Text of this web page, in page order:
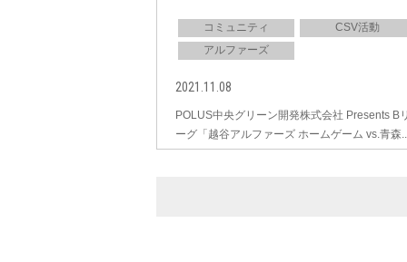
コミュニティ
CSV活動
アルファーズ
2021.11.08
POLUS中央グリーン開発株式会社 Presents B
ーグ「越谷アルファーズ ホームゲーム vs.青森